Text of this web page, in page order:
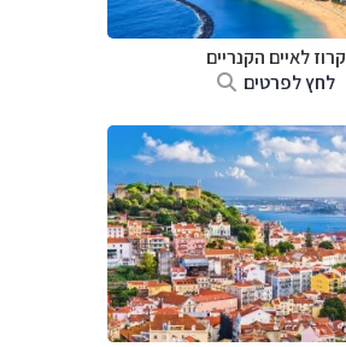
קרוז לאיים הקנריים
לחץ לפרטים